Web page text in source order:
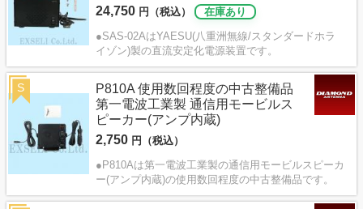
24,750 円（税込）
在庫あり
●SAS-02AはYAESU(八重洲無線/スタンダードホラ
イゾン)製の直流安定化電源装置です。
P810A 使用数回程度の中古整備品
第一電波工業製 通信用モービルス
ピーカー(アンプ内蔵)
2,750 円（税込）
●P810Aは第一電波工業製の通信用モービルスピーカ
ー(アンプ内蔵)の使用数回程度の中古整備品です。
S